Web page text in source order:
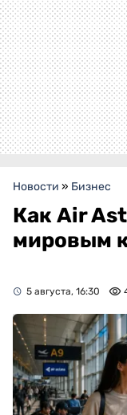
Новости » Бизнес
Как Air
мировым
5 августа, 16:30